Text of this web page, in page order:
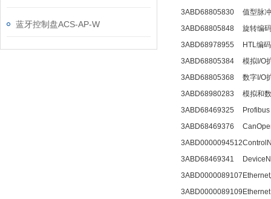
蓝牙控制盘ACS-AP-W
3ABD68805830
值型脉
3ABD68805848
旋转编
3ABD68978955
HTL编
3ABD68805384
模拟I/O
3ABD68805368
数字I/O
3ABD68980283
模拟和
3ABD68469325
3ABD68469376
3ABD0000094512
3ABD68469341
3ABD0000089107
3ABD0000089109